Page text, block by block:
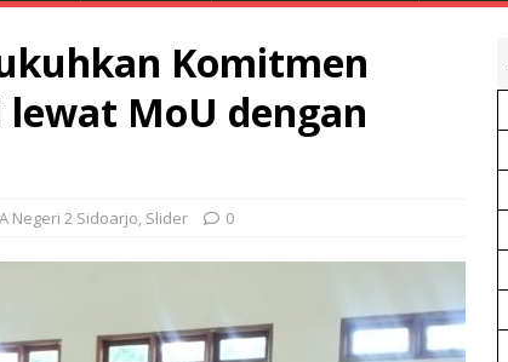
Komitmen
lewat MoU dengan
Negeri 2 Sidoarjo Slider 0